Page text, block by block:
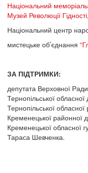
Національний
Музей Революції Гідності,
Національний центр
мистецьке об’єднання
ЗА ПІДТРИМКИ:
депутата Верховної
Тернопільської обласної
Тернопільської обласної
Кременецької районної
Кременецької обласної
Тараса Шевченка.